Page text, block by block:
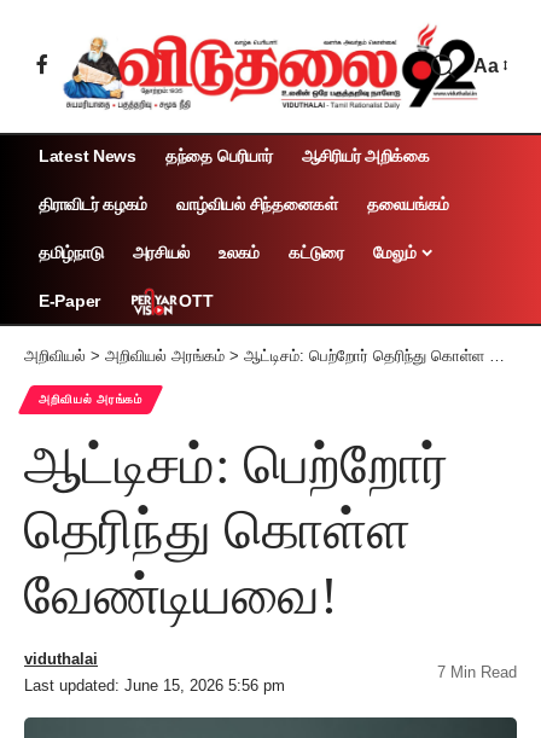
Aa
Latest News தந்தை பெரியார் ஆசிரியர் அறிக்கை
திராவிடர் கழகம் வாழ்வியல் சிந்தனைகள் தலையங்கம்
தமிழ்நாடு அரசியல் உலகம் கட்டுரை மேலும்
E-Paper OTT
அறிவியல் > அறிவியல் அரங்கம் > ஆட்டிசம்: பெற்றோர் தெரிந்து கொள்ள வேண்டியவை!
அறிவியல் அரங்கம்
ஆட்டிசம்: பெற்றோர்
தெரிந்து கொள்ள
வேண்டியவை!
Last updated: June 15, 2026 5:56 pm
viduthalai
7 Min Read